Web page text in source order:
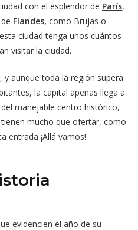
con el esplendor de París,
Flandes, como Brujas o
ciudad tenga unos cuántos
visitar la ciudad.
y aunque toda la región supera
la capital apenas llega a
manejable centro histórico,
mucho que ofertar, como
entrada ¡Allá vamos!
evidencien el año de su